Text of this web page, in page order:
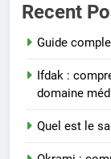
Recent
Guide
Ifdak :
domaine
Quel est le